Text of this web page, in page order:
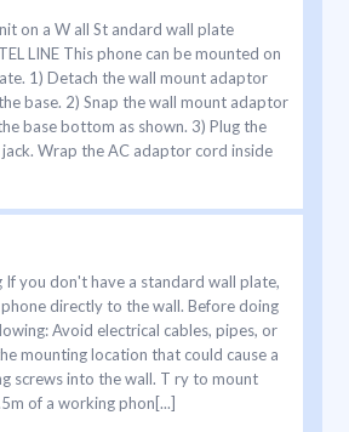
on a W all St andard wall plate
LINE This phone can be mounted on
1) Detach the wall mount adaptor
base. 2) Snap the wall mount adaptor
base bottom as shown. 3) Plug the
Wrap the AC adaptor cord inside
you don't have a standard wall plate,
directly to the wall. Before doing
Avoid electrical cables, pipes, or
mounting location that could cause a
screws into the wall. T ry to mount
of a working phon[...]